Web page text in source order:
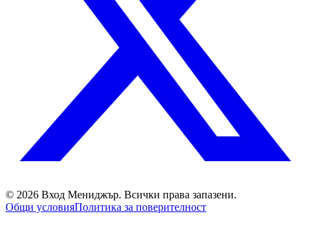
© 2026 Вход Мениджър. Всички права запазени.
Общи условияПолитика за поверителност